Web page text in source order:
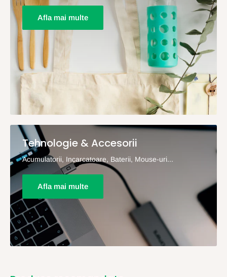
Afla mai multe
Tehnologie & Accesorii
Acumulatorii, Incarcatoare, Baterii, Mouse-uri...
Afla mai multe